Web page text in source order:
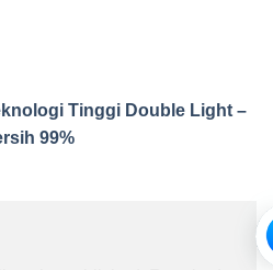
Tinggi Double Light –
99%